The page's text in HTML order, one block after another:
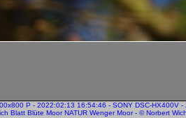
P - 2022:02:13 16:54:46 - SONY DSC-HX400V -
Blatt Blüte Moor NATUR Wenger Moor - © Norbert